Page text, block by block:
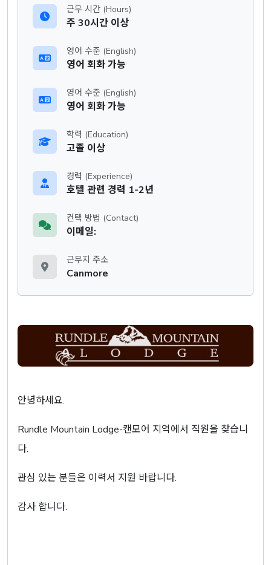
근무 시간 (Hours)
주 30시간 이상
영어 수준 (English)
영어 회화 가능
영어 수준 (English)
영어 회화 가능
학력 (Education)
고졸 이상
경력 (Experience)
호텔 관련 경력 1-2년
컨택 방법 (Contact)
이메일:
근무지 주소
Canmore
안녕하세요.
Rundle Mountain Lodge-캔모어 지역에서 직원을 찾습니
다.
관심 있는 분들은 이력서 지원 바랍니다.
감사 합니다.